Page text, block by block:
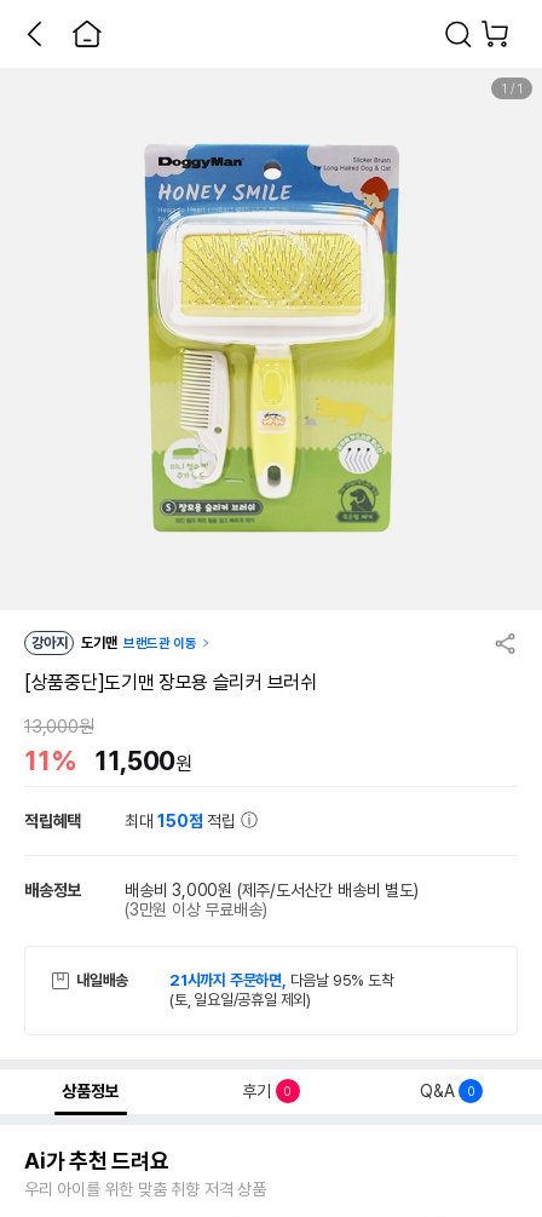
1 / 1
강아지 도기맨 브랜드관 이동
[상품중단]도기맨 장모용 슬리커 브러쉬
13,000원
11% 11,500원
적립혜택 최대150점 적립
배송정보 배송비 3,000원 (제주/도서산간 배송비 별도)
(3만원 이상 무료배송)
내일배송 21시까지 주문하면, 다음날 95% 도착
(토, 일요일/공휴일 제외)
상품정보 후기 0 Q&A 0
Ai가 추천 드려요
우리 아이를 위한 맞춤 취향 저격 상품